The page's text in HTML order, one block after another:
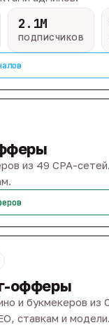
2.1M
ПОДПИСЧИКОВ
из 49 CPA-
офферы
и букмекеров из
ставкам и модели.